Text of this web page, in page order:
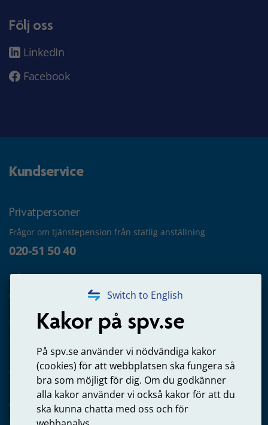
Switch to English
Kakor på spv.se
På spv.se använder vi nödvändiga kakor
(cookies) för att webbplatsen ska fungera så
bra som möjligt för dig. Om du godkänner
alla kakor använder vi också kakor för att du
ska kunna chatta med oss och för
Följ oss
LinkedIn
Facebook
Kundservice
Privatpersoner
Frågor om tjänstepension från statlig anställning
020-51 50 40
Frågor om utbetalning
020-65 00 65
Kontakta oss
Arbetsgivare
Frågor om administration av tjänstepension från statlig